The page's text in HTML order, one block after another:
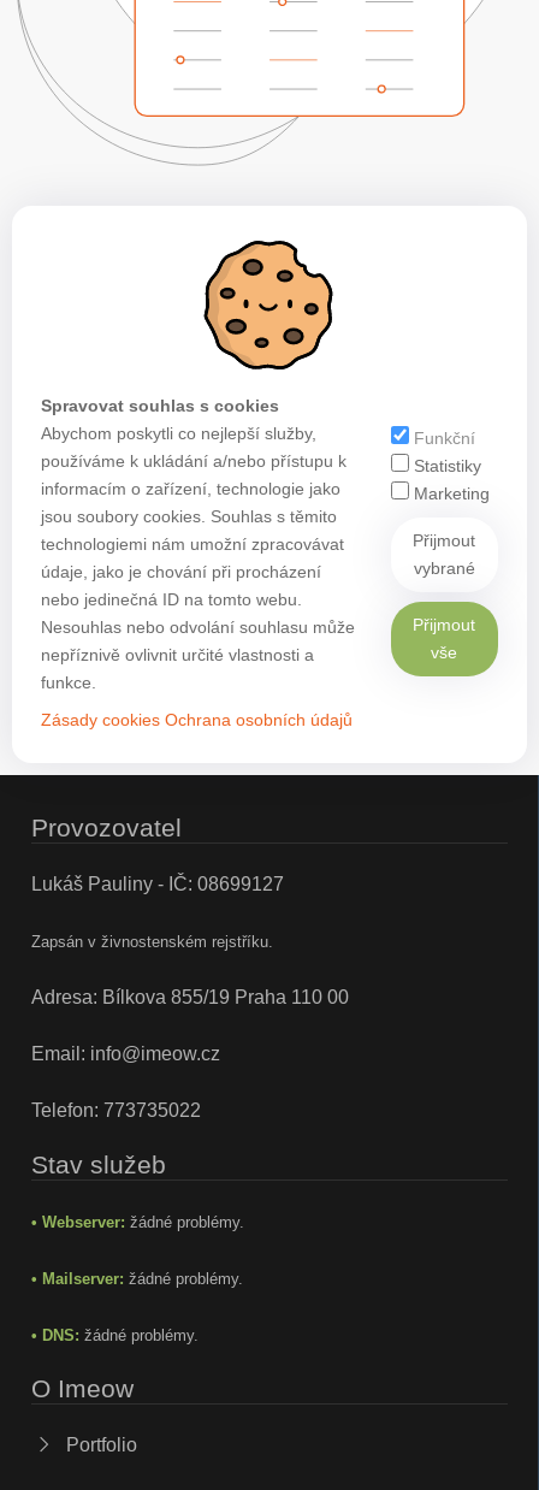
Spravovat souhlas s cookies
Abychom poskytli co nejlepší služby,
používáme k ukládání a/nebo přístupu k
informacím o zařízení, technologie jako
jsou soubory cookies. Souhlas s těmito
technologiemi nám umožní zpracovávat
údaje, jako je chování při procházení
nebo jedinečná ID na tomto webu.
Nesouhlas nebo odvolání souhlasu může
nepříznivě ovlivnit určité vlastnosti a
funkce.
Zásady cookies Ochrana osobních údajů
Funkční
Statistiky
Marketing
Přijmout
vybrané
Přijmout
vše
Provozovatel
Lukáš Pauliny - IČ: 08699127
Zapsán v živnostenském rejstříku.
Adresa: Bílkova 855/19 Praha 110 00
Email: info@imeow.cz
Telefon: 773735022
Stav služeb
• Webserver: žádné problémy.
• Mailserver: žádné problémy.
• DNS: žádné problémy.
O Imeow
Portfolio